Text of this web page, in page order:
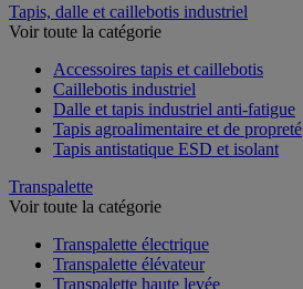
Tapis, dalle et caillebotis industriel
Voir toute la catégorie
Accessoires tapis et caillebotis
Caillebotis industriel
Dalle et tapis industriel anti-fatigue
Tapis agroalimentaire et de propreté
Tapis antistatique ESD et isolant
Transpalette
Voir toute la catégorie
Transpalette électrique
Transpalette élévateur
Transpalette haute levée